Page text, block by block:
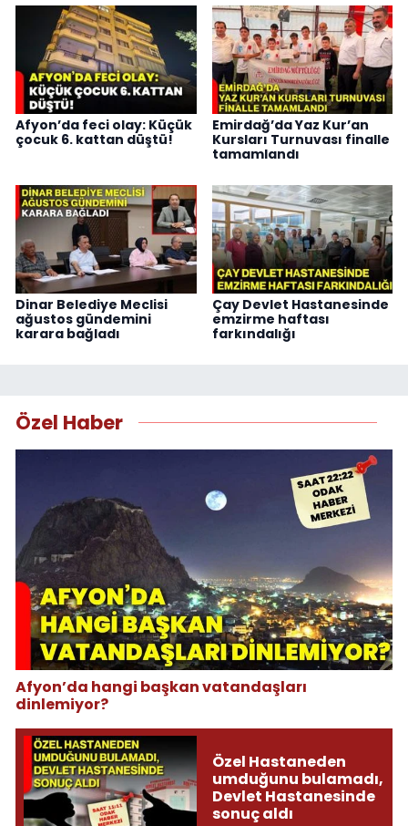
Afyon’da feci olay: Küçük
çocuk 6. kattan düştü!
Emirdağ’da Yaz Kur’an
Kursları Turnuvası finalle
tamamlandı
Dinar Belediye Meclisi
ağustos gündemini
karara bağladı
Çay Devlet Hastanesinde
emzirme haftası
farkındalığı
Özel Haber
Afyon’da hangi başkan vatandaşları
dinlemiyor?
Özel Hastaneden
umduğunu bulamadı,
Devlet Hastanesinde
sonuç aldı